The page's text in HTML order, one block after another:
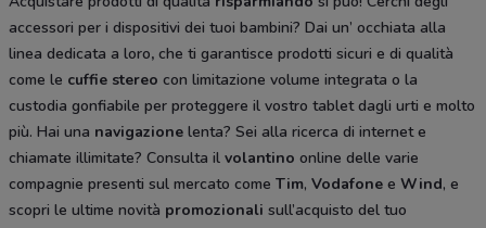
accessori per i dispositivi dei tuoi bambini? Dai un’ occhiata alla
linea dedicata a loro, che ti garantisce prodotti sicuri e di qualità
come le cuffie stereo con limitazione volume integrata o la
custodia gonfiabile per proteggere il vostro tablet dagli urti e molto
più. Hai una navigazione lenta? Sei alla ricerca di internet e
chiamate illimitate? Consulta il volantino online delle varie
compagnie presenti sul mercato come Tim, Vodafone e Wind, e
scopri le ultime novità promozionali sull’acquisto del tuo